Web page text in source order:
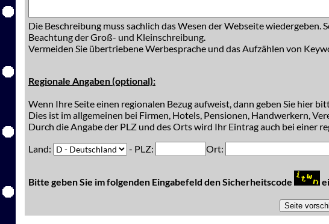
Die Beschreibung muss sachlich das Wesen der Webseite
Beachtung der Groß- und Kleinschreibung.
Vermeiden Sie übertriebene Werbesprache und das Aufzählen von
Regionale Angaben (optional):
Wenn Ihre Seite einen regionalen Bezug aufweist, dann geben Sie hier
Dies ist im allgemeinen bei Firmen, Hotels, Pensionen, Handwerkern,
Durch die Angabe der PLZ und des Orts wird Ihr Eintrag auch bei einer
Land:
- PLZ: Ort:
Bitte geben Sie im folgenden Eingabefeld den Sicherheitscode